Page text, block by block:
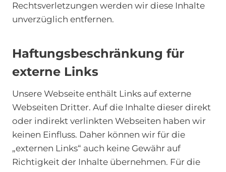
Rechtsverletzungen werden wir diese Inhalte
unverzüglich entfernen.
Haftungsbeschränkung für
externe Links
Unsere Webseite enthält Links auf externe
Webseiten Dritter. Auf die Inhalte dieser direkt
oder indirekt verlinkten Webseiten haben wir
keinen Einfluss. Daher können wir für die
„externen Links“ auch keine Gewähr auf
Richtigkeit der Inhalte übernehmen. Für die